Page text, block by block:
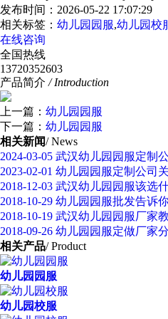
发布时间：2026-05-22 17:07:29
相关标签： 幼儿园园服,幼儿园校
在线咨询
全国热线
13720352603
产品简介 / Introduction
上一篇： 幼儿园园服
下一篇： 幼儿园园服
相关新闻/ News
2024-03-05 武汉幼儿园园服定制
2023-02-01 幼儿园园服定制公司
2018-12-03 武汉幼儿园园服该选
2018-10-29 幼儿园园服批发告诉
2018-10-19 武汉幼儿园园服厂家
2018-09-26 幼儿园园服定做厂家
相关产品/ Product
幼儿园园服
幼儿园校服